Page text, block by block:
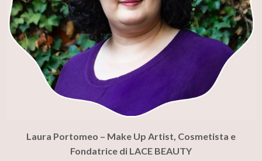
Laura Portomeo – Make Up Artist, Cosmetista e
Fondatrice di LACE BEAUTY